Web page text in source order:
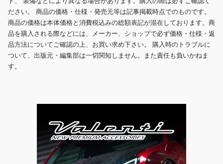
ださい。 商品の価格・仕様・発売元等は記事掲載時点でのものです。
商品の価格は本体価格と消費税込みの総額表記が混在しております。商
品を購入される際などには、メーカー、ショップで必ず価格・仕様・返
品方法についてご確認の上、お買い求め下さい。 購入時のトラブルに
ついて、出版元・編集部は一切関知しません。また責任も負いかねま
す。